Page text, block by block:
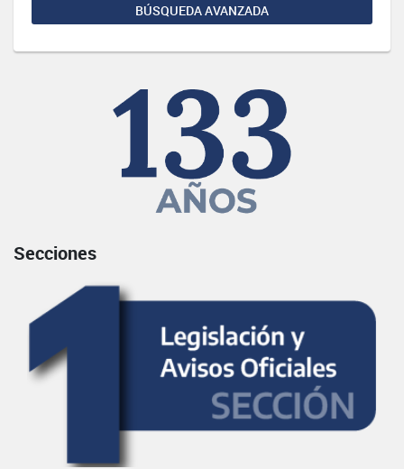
BÚSQUEDA AVANZADA
Secciones